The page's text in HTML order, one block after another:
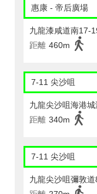
惠康 - 帝后廣場
九龍漆咸道南17-
距離 460m
7-11 尖沙咀
九龍尖沙咀海港
距離 340m
7-11 尖沙咀
九龍尖沙咀彌敦